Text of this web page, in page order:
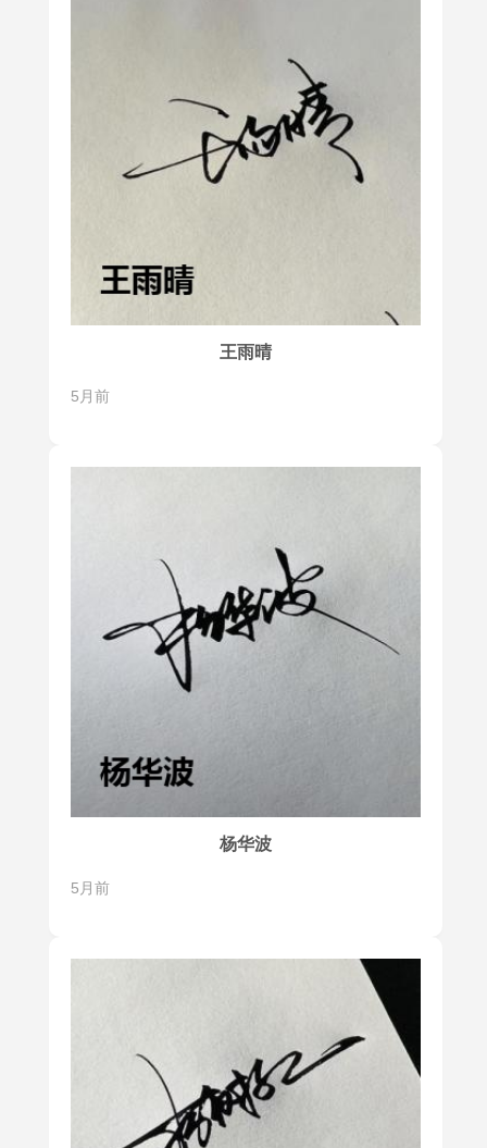
王雨晴
5月前
杨华波
5月前